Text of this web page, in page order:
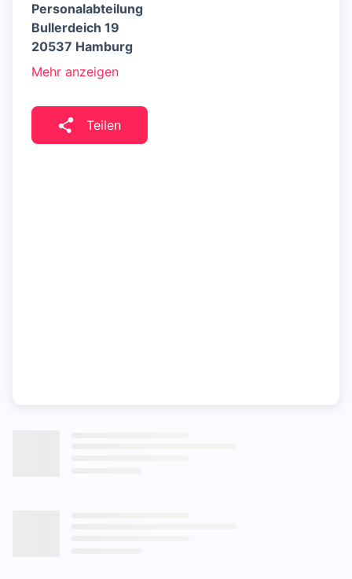
Personalabteilung
Bullerdeich 19
20537 Hamburg
Mehr anzeigen
Teilen